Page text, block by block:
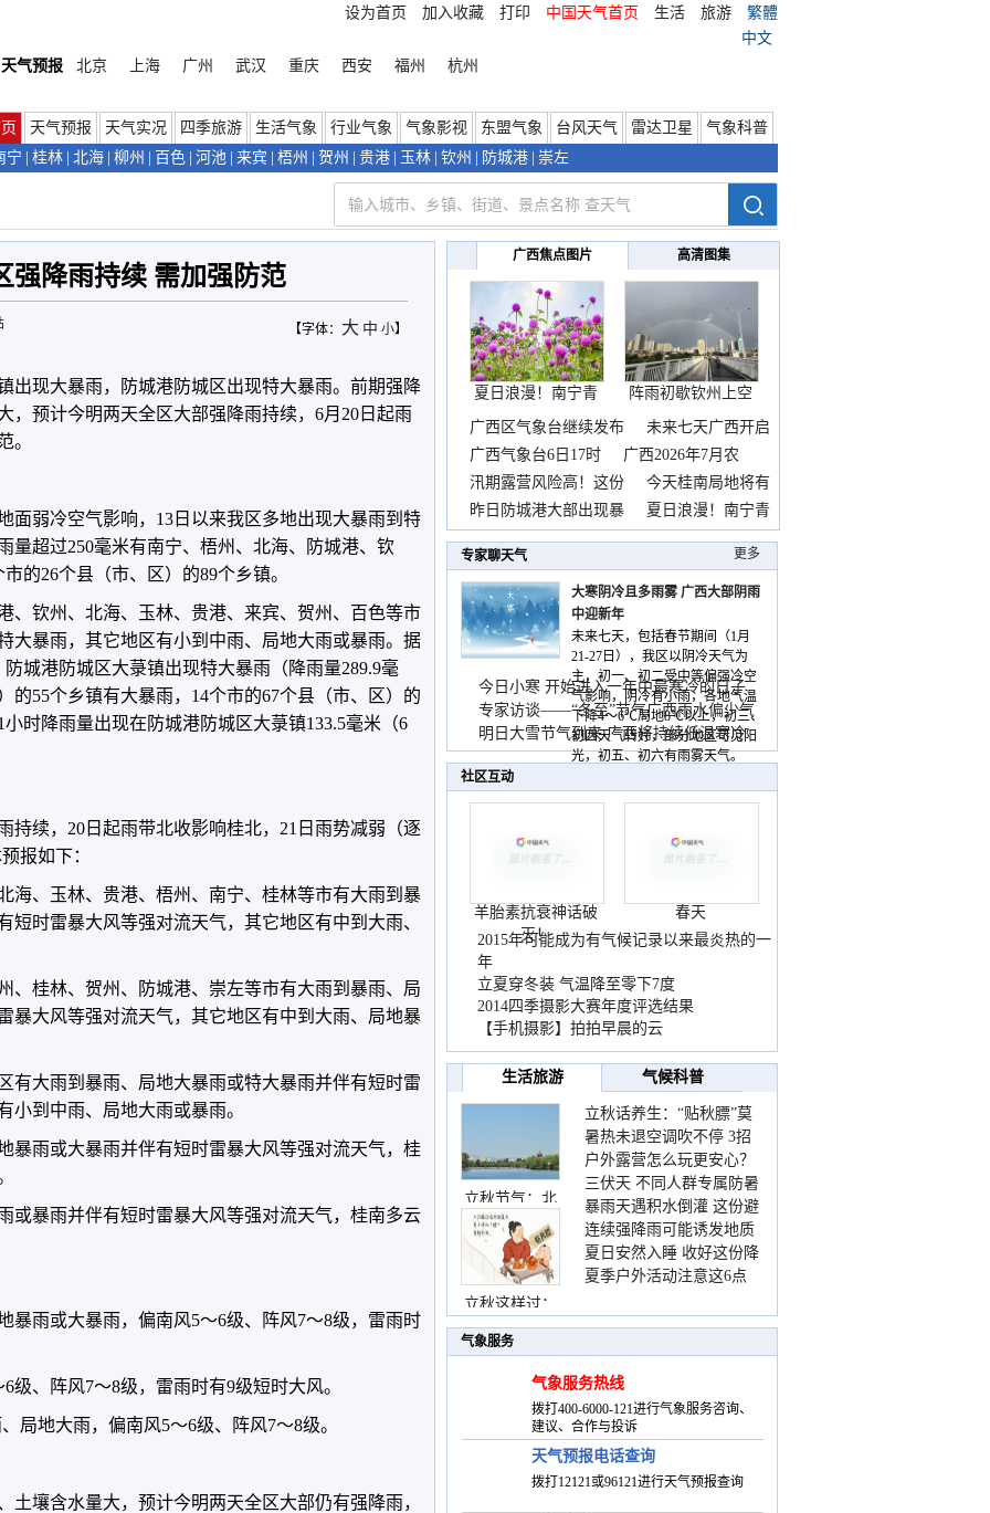
设为首页 加入收藏 打印 中国天气首页 生活 旅游
繁體
中文
天气预报
北京 上海 广州 武汉 重庆 西安 福州 杭州
天气预报 天气实况 四季旅游 生活气象 行业气象 气象影视 东盟气象 台风天气 雷达卫星
气象科普
宁
桂林 北海 柳州 百色 河池 来宾 梧州 贺州 贵港 玉林 钦州 防城港 崇左
强降雨持续 需加强防范
【字体： 大 中 小】
出现大暴雨，防城港防城区出现特大暴雨。前期强降
，预计今明两天全区大部强降雨持续，6月20日起雨
。
面弱冷空气影响，13日以来我区多地出现大暴雨到特
量超过250毫米有南宁、梧州、北海、防城港、钦
的26个县（市、区）的89个乡镇。
、钦州、北海、玉林、贵港、来宾、贺州、百色等市
大暴雨，其它地区有小到中雨、局地大雨或暴雨。据
城港防城区大菉镇出现特大暴雨（降雨量289.9毫
的55个乡镇有大暴雨，14个市的67个县（市、区）的
时降雨量出现在防城港防城区大菉镇133.5毫米（6
持续，20日起雨带北收影响桂北，21日雨势减弱（逐
报如下：
海、玉林、贵港、梧州、南宁、桂林等市有大雨到暴
短时雷暴大风等强对流天气，其它地区有中到大雨、
、桂林、贺州、防城港、崇左等市有大雨到暴雨、局
暴大风等强对流天气，其它地区有中到大雨、局地暴
有大雨到暴雨、局地大暴雨或特大暴雨并伴有短时雷
小到中雨、局地大雨或暴雨。
暴雨或大暴雨并伴有短时雷暴大风等强对流天气，桂
或暴雨并伴有短时雷暴大风等强对流天气，桂南多云
暴雨或大暴雨，偏南风5～6级、阵风7～8级，雷雨时
级、阵风7～8级，雷雨时有9级短时大风。
局地大雨，偏南风5～6级、阵风7～8级。
土壤含水量大，预计今明两天全区大部仍有强降雨，
广西焦点图片 高清图集
夏日浪漫！南宁青
秀山
阵雨初歇钦州上空
邂逅
广西区气象台继续发布
未来七天广西开启
晴热
广西气象台6日17时
广西2026年7月农
汛期露营风险高！这份
今天桂南局地将有
暴雨
昨日防城港大部出现暴
夏日浪漫！南宁青
秀山
专家聊天气 更多
大寒阴冷且多雨雾 广西大部阴雨
中迎新年
未来七天，包括春节期间（1月
21-27日），我区以阴冷天气为
主，初一、初二受中等偏强冷空
气影响，阴冷有小雨，各地气温
下降4～6℃局地8℃以上，初三、
初四天气转好，部分地区可见阳
光，初五、初六有雨雾天气。
今日小寒 开始进入一年中最寒冷的日子
专家访谈——“冬至”节气广西雨水偏少气
温低
明日大雪节气到来 广西将持续低温寒冷
天气
社区互动
羊胎素抗衰神话破
灭！
春天
2015年可能成为有气候记录以来最炎热的一
年
立夏穿冬装 气温降至零下7度
2014四季摄影大赛年度评选结果
【手机摄影】拍拍早晨的云
生活旅游 气候科普
立秋节气：北
立秋这样过：
立秋话养生：“贴秋膘”莫
着急 先清暑再防燥
暑热未退空调吹不停 3招
护住肩颈不酸痛
户外露营怎么玩更安心？
这份攻略请收好
三伏天 不同人群专属防暑
要点请收好
暴雨天遇积水倒灌 这份避
险提示请收好
连续强降雨可能诱发地质
灾害 这些前兆要知道
夏日安然入睡 收好这份降
温小贴士
夏季户外活动注意这6点
气象服务
气象服务热线
拨打400-6000-121进行气象服务咨询、
建议、合作与投诉
天气预报电话查询
拨打12121或96121进行天气预报查询